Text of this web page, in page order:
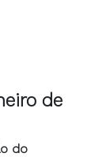
de
do